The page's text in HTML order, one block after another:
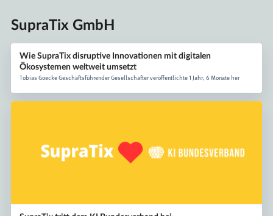
SupraTix GmbH
Wie SupraTix disruptive Innovationen mit digitalen
Ökosystemen weltweit umsetzt
Tobias Goecke Geschäftsführender Gesellschafter veröffentlichte 1 Jahr, 6 Monate her